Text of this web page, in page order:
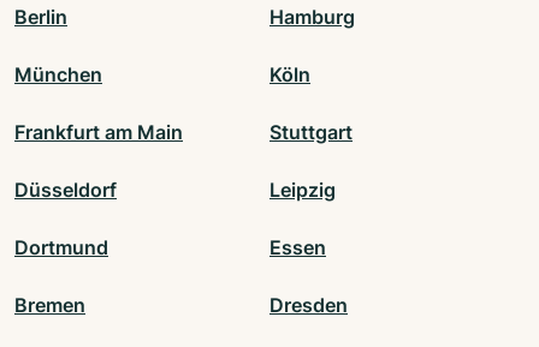
Berlin Hamburg
München Köln
Frankfurt am Main Stuttgart
Düsseldorf Leipzig
Dortmund Essen
Bremen Dresden